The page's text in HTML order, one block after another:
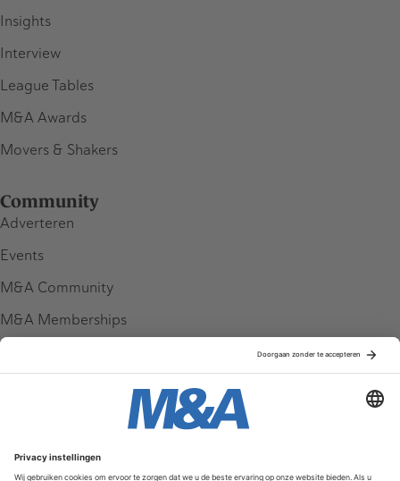
Insights
Interview
League Tables
M&A Awards
Movers & Shakers
Community
Adverteren
Events
M&A Community
M&A Memberships
Service & Contact